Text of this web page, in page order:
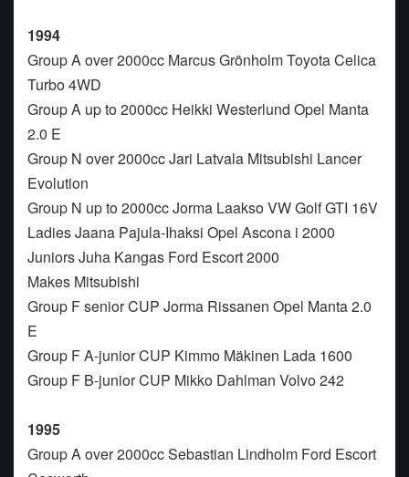
1994
Group A over 2000cc Marcus Grönholm Toyota Celica
Turbo 4WD
Group A up to 2000cc Heikki Westerlund Opel Manta
2.0 E
Group N over 2000cc Jari Latvala Mitsubishi Lancer
Evolution
Group N up to 2000cc Jorma Laakso VW Golf GTI 16V
Ladies Jaana Pajula-Ihaksi Opel Ascona i 2000
Juniors Juha Kangas Ford Escort 2000
Makes Mitsubishi
Group F senior CUP Jorma Rissanen Opel Manta 2.0
E
Group F A-junior CUP Kimmo Mäkinen Lada 1600
Group F B-junior CUP Mikko Dahlman Volvo 242
1995
Group A over 2000cc Sebastian Lindholm Ford Escort